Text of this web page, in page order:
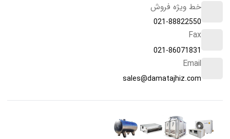
خط ویژه فروش
021-88822550
Fax
021-86071831
Email
sales@damatajhiz.com